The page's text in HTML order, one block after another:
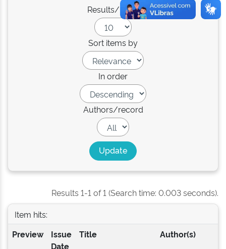
Results/Page
Sort items by
In order
Authors/record
Results 1-1 of 1 (Search time: 0.003 seconds).
Item hits:
Preview
Issue
Date
Title Author(s)